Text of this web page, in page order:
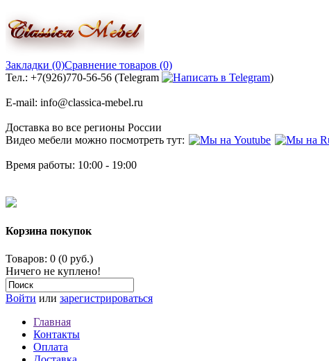
Закладки (0)Сравнение товаров (0)
Тел.: +7(926)770-56-56 (Telegram
)
E-mail: info@classica-mebel.ru
Доставка во все регионы России
Видео мебели можно посмотреть тут:
Время работы: 10:00 - 19:00
Корзина покупок
Товаров: 0 (0 руб.)
Ничего не куплено!
Войти или зарегистрироваться
Главная
Контакты
Оплата